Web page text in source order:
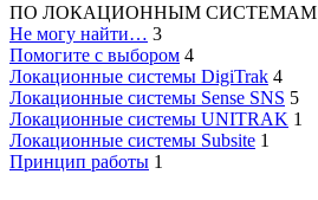
ПО ЛОКАЦИОННЫМ СИСТЕМАМ
Не могу найти… 3
Помогите с выбором 4
Локационные системы DigiTrak 4
Локационные системы Sense SNS 5
Локационные системы UNITRAK 1
Локационные системы Subsite 1
Принцип работы 1